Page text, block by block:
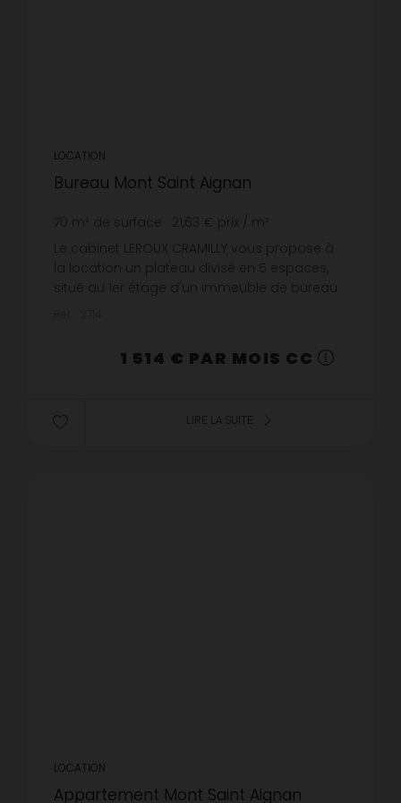
LOCATION
Bureau Mont Saint Aignan
70 m² de surface 21,63 € prix / m²
Le cabinet LEROUX CRAMILLY vous propose à
la location un plateau divisé en 5 espaces,
situé au 1er étage d'un immeuble de bureau
1 514 € PAR MOIS CC
LIRE LA SUITE
LOCATION
Appartement Mont Saint Aignan